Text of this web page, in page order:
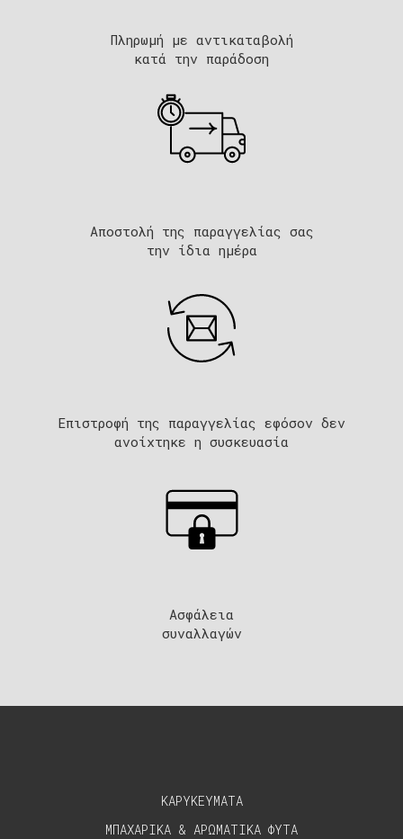
Πληρωμή με αντικαταβολή
κατά την παράδοση
Αποστολή της παραγγελίας σας
την ίδια ημέρα
Επιστροφή της παραγγελίας εφόσον δεν
ανοίχτηκε η συσκευασία​
Ασφάλεια
συναλλαγών
ΚΑΡΥΚΕΥΜΑΤΑ
ΜΠΑΧΑΡΙΚΑ & ΑΡΩΜΑΤΙΚΑ ΦΥΤΑ